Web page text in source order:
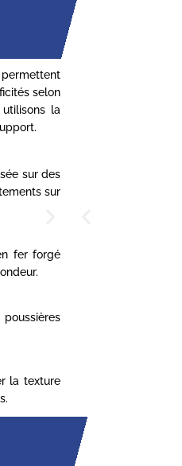
permettent
selon
la
sur des
sur
fer forgé
la texture